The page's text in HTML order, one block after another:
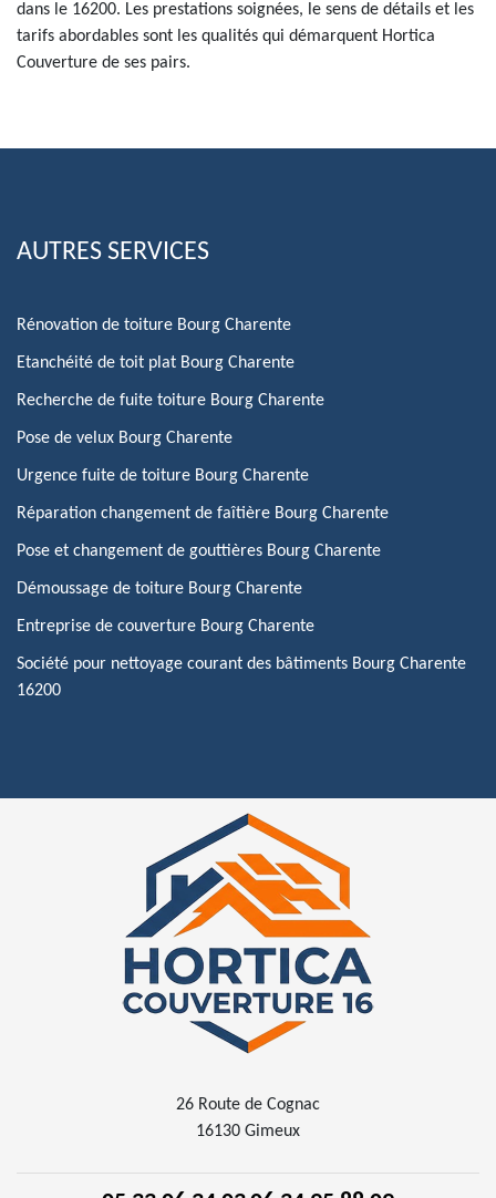
dans le 16200. Les prestations soignées, le sens de détails et les
tarifs abordables sont les qualités qui démarquent Hortica
Couverture de ses pairs.
AUTRES SERVICES
Rénovation de toiture Bourg Charente
Etanchéité de toit plat Bourg Charente
Recherche de fuite toiture Bourg Charente
Pose de velux Bourg Charente
Urgence fuite de toiture Bourg Charente
Réparation changement de faîtière Bourg Charente
Pose et changement de gouttières Bourg Charente
Démoussage de toiture Bourg Charente
Entreprise de couverture Bourg Charente
Société pour nettoyage courant des bâtiments Bourg Charente
16200
26 Route de Cognac
16130 Gimeux